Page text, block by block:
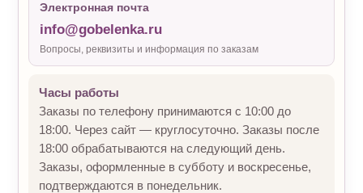
Электронная почта
info@gobelenka.ru
Вопросы, реквизиты и информация по заказам
Часы работы
Заказы по телефону принимаются с 10:00 до
18:00. Через сайт — круглосуточно. Заказы после
18:00 обрабатываются на следующий день.
Заказы, оформленные в субботу и воскресенье,
подтверждаются в понедельник.